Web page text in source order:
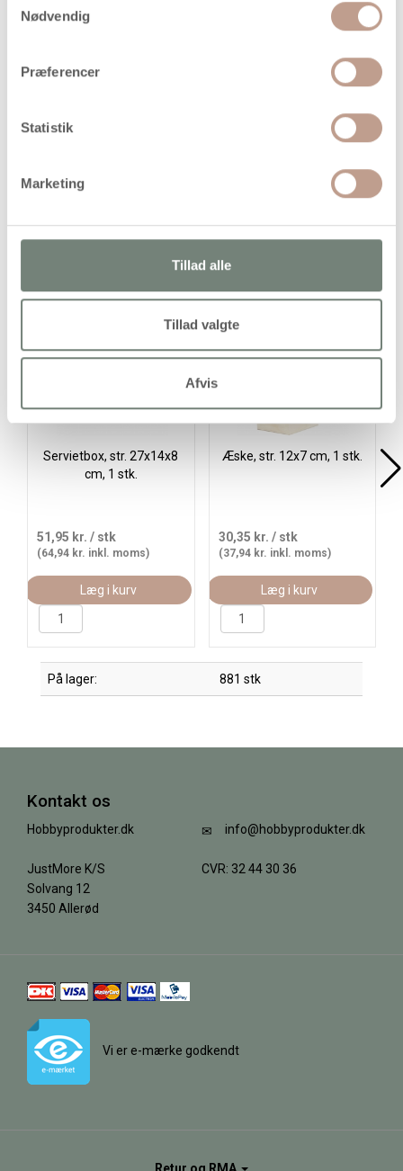
Nødvendig
Præferencer
Statistik
Marketing
Tillad alle
Tillad valgte
Afvis
På lager
Handelsbetingelser
Har diskret magnetlukning
Køb mere og spar
Servietbox, str. 27x14x8
cm, 1 stk.
51,95 kr. / stk
(64,94 kr. inkl. moms)
Læg i kurv
Æske, str. 12x7 cm, 1 stk.
30,35 kr. / stk
(37,94 kr. inkl. moms)
Læg i kurv
På lager: 881 stk
Kontakt os
Hobbyprodukter.dk
JustMore K/S
Solvang 12
3450 Allerød
info@hobbyprodukter.dk
CVR: 32 44 30 36
Vi er e-mærke godkendt